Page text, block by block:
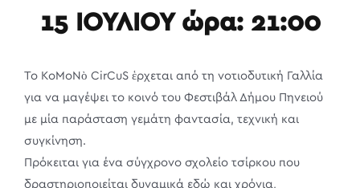
15 ΙΟΥΛΙΟΥ ώρα: 21:00
Το ΚοΜοΝὸ CirCuS ἑρχεται από τη νοτιοδυτική Γαλλία
για να μαγέψει το κοινό του Φεστιβάλ Δήμου Πηνειού
με μία παράσταση γεμάτη φαντασία, τεχνική και
συγκίνηση.
Πρόκειται για ένα σύγχρονο σχολείο τσίρκου που
δραστηριοποιείται δυναμικά εδώ και χρόνια,